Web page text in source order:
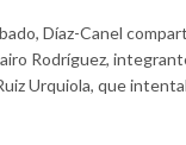
Díaz-Canel
Rodríguez,
Urquiola, que